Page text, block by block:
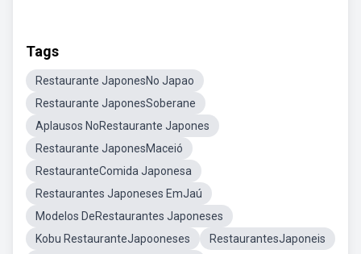
Tags
Restaurante JaponesNo Japao
Restaurante JaponesSoberane
Aplausos NoRestaurante Japones
Restaurante JaponesMaceió
RestauranteComida Japonesa
Restaurantes Japoneses EmJaú
Modelos DeRestaurantes Japoneses
Kobu RestauranteJapooneses
RestaurantesJaponeis